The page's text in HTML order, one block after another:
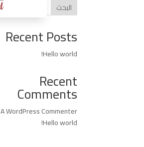
البحث
Recent Posts
Hello world!
Recent
Comments
A WordPress Commenter
Hello world!